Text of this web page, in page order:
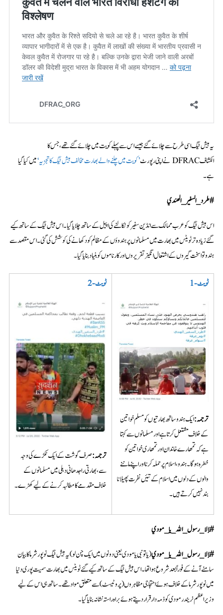
یہ ہیش ٹیگ اسی طرح سے چلائے گئے جیسے اس سے پہلے کویت میں چلائے گئے تھے، جس کا
انکشاف DFRAC نے اپنی رپورٹ
’کویت میں چلنے والے بھارت مخالف ہیش ٹیگ کا تجزیہ‘میں کیا گیا
ہے۔
#طرد_السفير _الهندي
اس ہیش ٹیگ کو عرب ممالک سے انڈین سفیر کو نکالنے کی اپیل کے ساتھ چلایا گیا۔ اس ہیش ٹیگ کے ساتھ کیے
گئے زیادہ تر ٹویٹس میں بھارت میں مسلمانوں پر ہندوؤں کے مظالم کو دکھانے کی کوشش کی گئی۔ اس مقصد سے
ہندوتوا سخت گیروں کے اشتعال انگیز تقریروں اور کارناموں کو بنیاد بنایا گیا۔
ٹویٹ-1
ترجمہ:ایک ہندو ساتھ بھارتیوں کو مسلم خواتین
کے خلاف مشتعل کرتا ہے اور مسلمانوں سے کہتا
ہے کہ تمھارے خاندان اور تمھاری خواتین کو
خطرہ ہوگا۔ ہندو، اسلام پر حملہ کرنا اور اپنے ماننے
والوں کے دلوں میں اسلام کے تئیں نفرت پھیلانا
بند نہیں کرتے ہیں۔
ٹویٹ-2
ترجمہ:صرف گوشت کے ایک ٹکڑے کی وجہ
سے، بھارتی راجدھانی دہلی میں مسلمانوں کے
خلاف مقدمے کا مطالبہ کرنے کے لیے کھڑے۔
#إلا_رسول_الله_يا_مودي
#إلا_رسول_الله_يا_مودي(یا تو نبی یا مودی یعنی دونوں میں ایک چن لو) یہ ہیش ٹیگ نوپور شرما کا بیان
سامنے آنے کے فوراً بعد شروع ہوا تھا۔ اس ہیش ٹیگ کے ساتھ کیے گئے ٹویٹس میں بھارت سمیت پوری دنیا
میں نوپور شرما کے خلاف ہوئے احتجاجی مظاہروں (پروٹیسٹ) سے متعلق مواد تھے۔ ساتھ ہی اس کے لیے
وزیراعظم نریندر مودی کو ذمہ دار قرار دیتے ہوئے براہ راستہ نشانہ بنایا گیا۔